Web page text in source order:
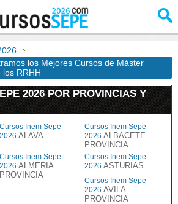
los Mejores Cursos de Máster
RRHH
2026 POR PROVINCIAS Y
Cursos Inem Sepe
2026 ALAVA
Cursos Inem Sepe
2026 ALBACETE
PROVINCIA
Cursos Inem Sepe
2026 ALMERIA
PROVINCIA
Cursos Inem Sepe
2026 ASTURIAS
Cursos Inem Sepe
2026 AVILA
PROVINCIA